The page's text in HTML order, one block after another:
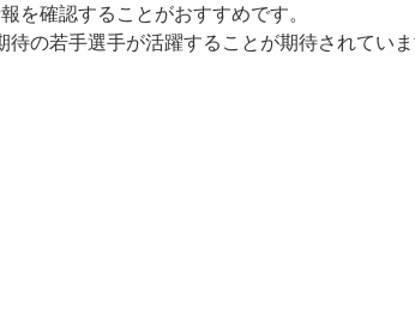
を確認することがおすすめです。
の若手選手が活躍することが期待されていま